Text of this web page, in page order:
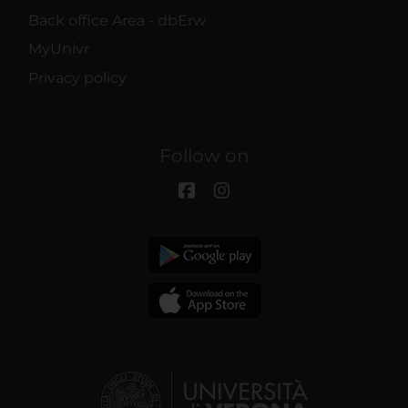
Back office Area - dbErw
MyUnivr
Privacy policy
Follow on